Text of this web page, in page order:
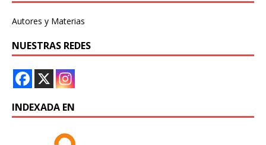
Autores y Materias
NUESTRAS REDES
INDEXADA EN